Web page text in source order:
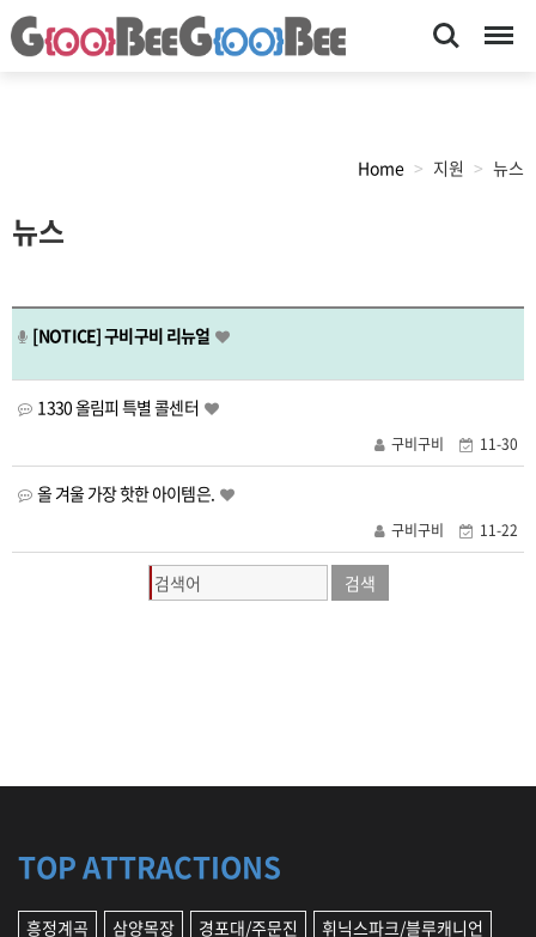
Search Menu
Home 지원 뉴스
뉴스
[NOTICE]구비구비 리뉴얼
1330 올림피 특별 콜센터
구비구비 11-30
올 겨울 가장 핫한 아이템은.
구비구비 11-22
TOP ATTRACTIONS
흥정계곡 삼양목장 경포대/주문진
휘닉스파크/블루캐니언